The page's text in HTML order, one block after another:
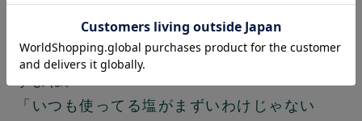
いや、わかります。
「塩なんてどれも同じでしょ？」と、思いま
「いつも使ってる塩がまずいわけじゃない